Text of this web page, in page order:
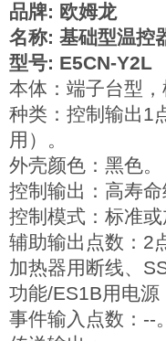
品牌: 欧姆龙
名称: 基础型温控
型号: E5CN-Y2L
本体：端子台型，
种类：控制输出1
用）。
外壳颜色：黑色。
控制输出：高寿命
控制模式：标准或
辅助输出点数：2
加热器用断线、
功能/ES1B用电源
事件输入点数：--。